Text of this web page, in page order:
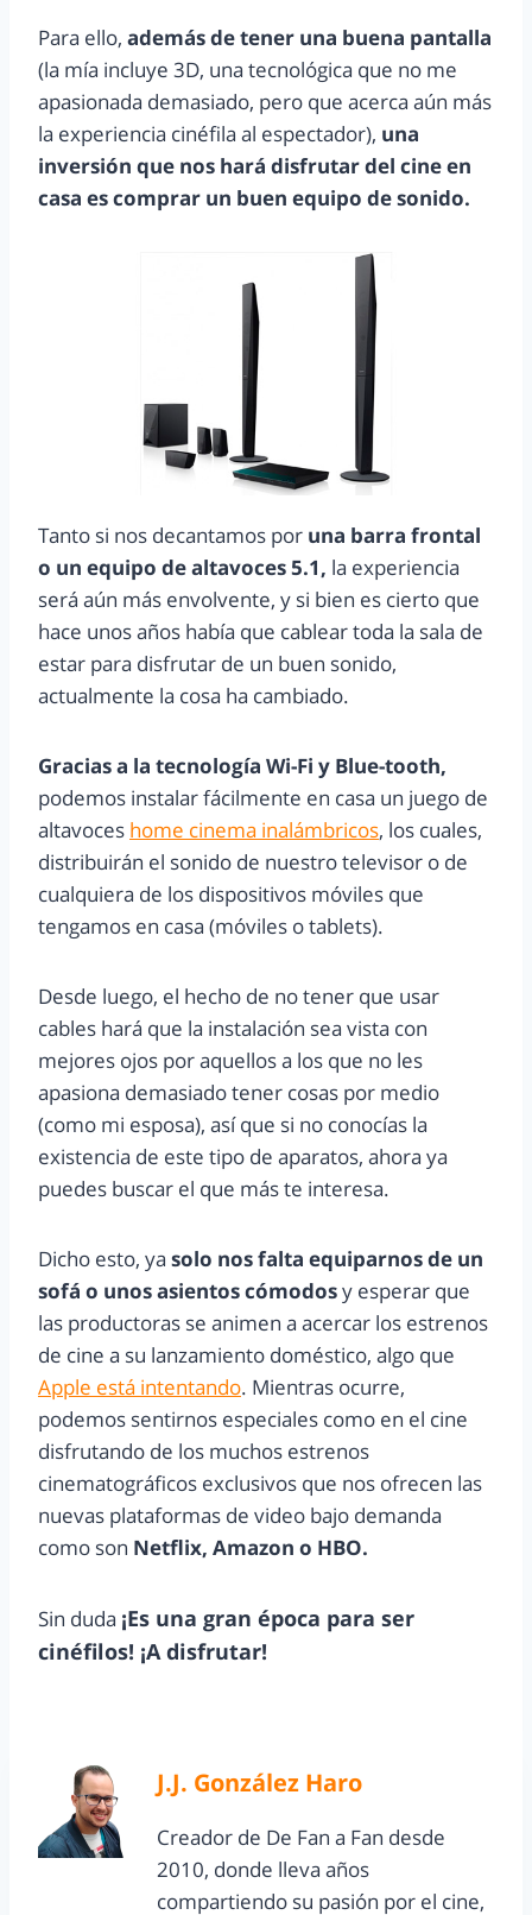
Para ello, además de tener una buena pantalla
(la mía incluye 3D, una tecnológica que no me
apasionada demasiado, pero que acerca aún más
la experiencia cinéfila al espectador), una
inversión que nos hará disfrutar del cine en
casa es comprar un buen equipo de sonido.
Tanto si nos decantamos por una barra frontal
o un equipo de altavoces 5.1, la experiencia
será aún más envolvente, y si bien es cierto que
hace unos años había que cablear toda la sala de
estar para disfrutar de un buen sonido,
actualmente la cosa ha cambiado.
Gracias a la tecnología Wi-Fi y Blue-tooth,
podemos instalar fácilmente en casa un juego de
altavoces home cinema inalámbricos, los cuales,
distribuirán el sonido de nuestro televisor o de
cualquiera de los dispositivos móviles que
tengamos en casa (móviles o tablets).
Desde luego, el hecho de no tener que usar
cables hará que la instalación sea vista con
mejores ojos por aquellos a los que no les
apasiona demasiado tener cosas por medio
(como mi esposa), así que si no conocías la
existencia de este tipo de aparatos, ahora ya
puedes buscar el que más te interesa.
Dicho esto, ya solo nos falta equiparnos de un
sofá o unos asientos cómodosy esperar que
las productoras se animen a acercar los estrenos
de cine a su lanzamiento doméstico, algo que
Apple está intentando. Mientras ocurre,
podemos sentirnos especiales como en el cine
disfrutando de los muchos estrenos
cinematográficos exclusivos que nos ofrecen las
nuevas plataformas de video bajo demanda
como son Netflix, Amazon o HBO.
Sin duda ¡Es una gran época para ser
cinéfilos! ¡A disfrutar!
J.J. González Haro
Creador de De Fan a Fan desde
2010, donde lleva años
compartiendo su pasión por el cine,